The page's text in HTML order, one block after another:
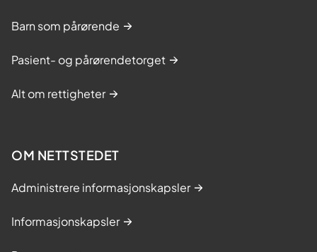
Barn som pårørende
Pasient- og pårørendetorget
Alt om rettigheter
OM NETTSTEDET
Administrere informasjonskapsler
Informasjonskapsler